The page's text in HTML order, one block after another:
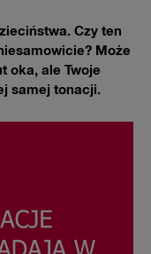
Czy ten
Może
oka, ale Twoje
samej tonacji.